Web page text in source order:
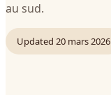
au sud.
Updated 20 mars 2026